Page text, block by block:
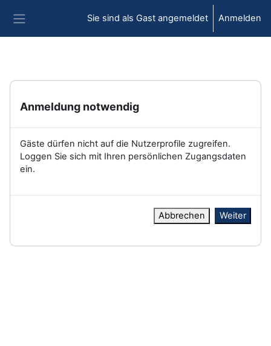
Sie sind als Gast angemeldet Anmelden
Anmeldung notwendig
Gäste dürfen nicht auf die Nutzerprofile zugreifen.
Loggen Sie sich mit Ihren persönlichen Zugangsdaten
ein.
Abbrechen Weiter